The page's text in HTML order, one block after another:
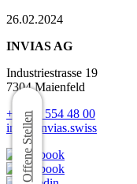
26.02.2024
INVIAS AG
Offene Stellen
Industriestrasse 19
7304 Maienfeld
+41 81 554 48 00
info@invias.swiss